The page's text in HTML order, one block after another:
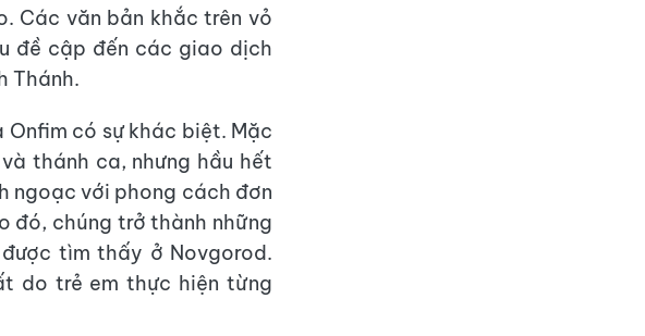
Các văn bản khắc trên vỏ
đề cập đến các giao dịch
Thánh.
có sự khác biệt. Mặc
thánh ca, nhưng hầu hết
ngoạc với phong cách đơn
đó, chúng trở thành những
tìm thấy ở Novgorod.
do trẻ em thực hiện từng